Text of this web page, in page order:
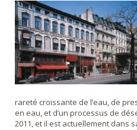
rareté croissante de l’eau, de
en eau, et d’un processus de
2011, et il est actuellement dans